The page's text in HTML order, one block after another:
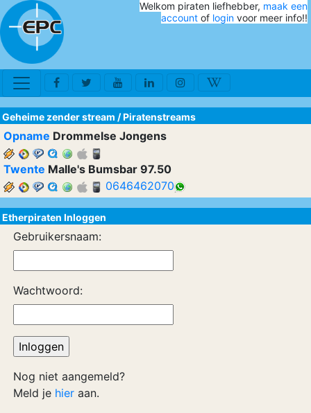
Welkom piraten liefhebber, maak een
account of login voor meer info!!
Geheime zender stream /Piratenstreams
Opname Drommelse Jongens
Twente Malle's Bumsbar 97.50
0646462070
Etherpiraten Inloggen
Gebruikersnaam:
Wachtwoord:
Nog niet aangemeld?
Meld je hier aan.